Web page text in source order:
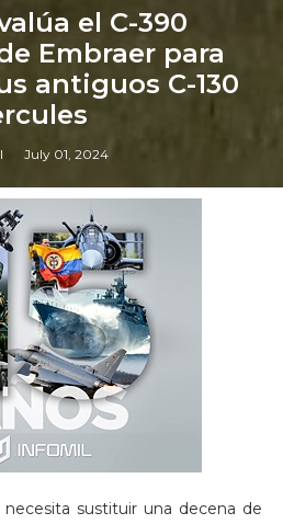
el C-390
Embraer para
antiguos C-130
July 01, 2024
necesita sustituir una decena de